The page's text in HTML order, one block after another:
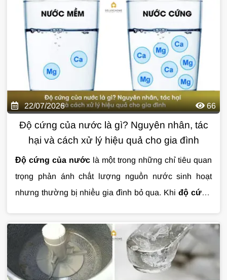
sinh cặn bẩn, clo dư, kim loại nặng hoặc các tạp chất
ảnh hưởng đến sức khỏe và tuổi thọ thiết bị.
toàn diện ngay từ đầu nguồn. Với công nghệ tiên tiến,
tiêu chuẩn chất lượng khắt khe cùng độ bền cao, hệ
thống mang đến nguồn nước sạch cho mọi hoạt động
sinh hoạt hằng ngày, từ tắm rửa, giặt giũ đến bảo vệ
thiết bị và cấp nước cho máy lọc uống trực tiếp.
22/07/2026 66
Độ cứng của nước là gì? Nguyên nhân, tác
hại và cách xử lý hiệu quả cho gia đình
Độ cứng của nước là một trong những chỉ tiêu quan
trọng phản ánh chất lượng nguồn nước sinh hoạt
nhưng thường bị nhiều gia đình bỏ qua. Khi độ cứng
thiết bị, làm giảm hiệu quả của xà phòng và ảnh
hưởng đến tuổi thọ hệ thống đường ống. Vậy
cứng của nướclà gì, có gây hại cho sức khỏe không
và cách xử lý hiệu quả như thế nào? Cùng
Giải Pháp